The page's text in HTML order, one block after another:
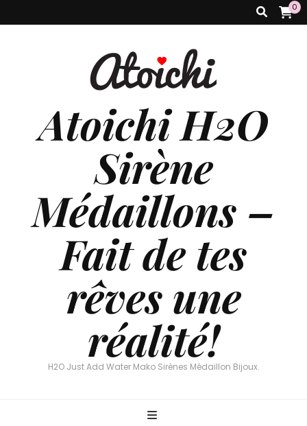
0
Atoichi H2O
Sirène
Médaillons –
Fait de tes
rêves une
réalité!
H2O Just Add Water Mako Sirènes Médaillon Bijoux.